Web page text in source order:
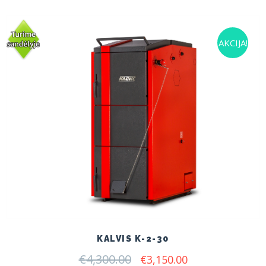
AKCIJA!
KALVIS K-2-30
€4,300.00 Original
€3,150.00Current